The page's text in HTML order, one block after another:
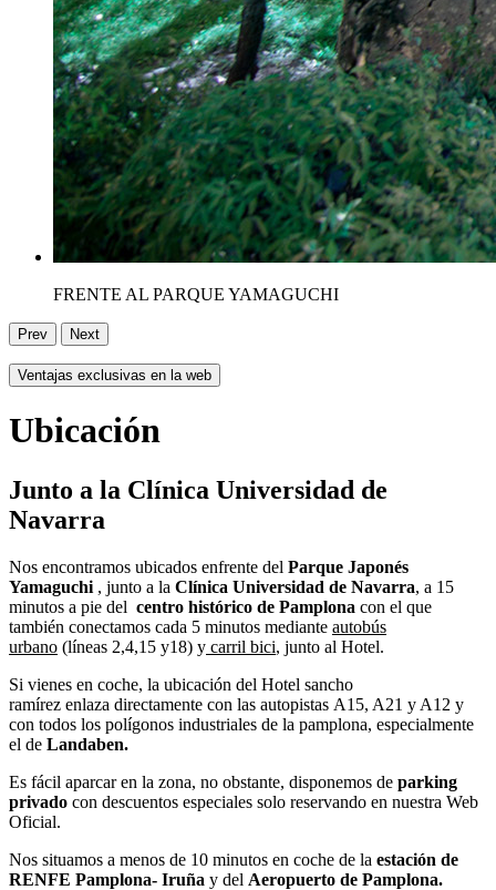
FRENTE AL PARQUE YAMAGUCHI
Prev Next
Ventajas exclusivas en la web
Ubicación
Junto a la Clínica Universidad de
Navarra
Nos encontramos ubicados enfrente del Parque Japonés
Yamaguchi , junto a la Clínica Universidad de Navarra, a 15
minutos a pie del centro histórico de Pamplona con el que
también conectamos cada 5 minutos mediante autobús
urbano (líneas 2,4,15 y18) y carril bici, junto al Hotel.
Si vienes en coche, la ubicación del Hotel sancho
ramírez enlaza directamente con las autopistas A15, A21 y A12 y
con todos los polígonos industriales de la pamplona, especialmente
el de Landaben.
Es fácil aparcar en la zona, no obstante, disponemos de parking
privado con descuentos especiales solo reservando en nuestra Web
Oficial.
Nos situamos a menos de 10 minutos en coche de la estación de
RENFE Pamplona- Iruña y del Aeropuerto de Pamplona.